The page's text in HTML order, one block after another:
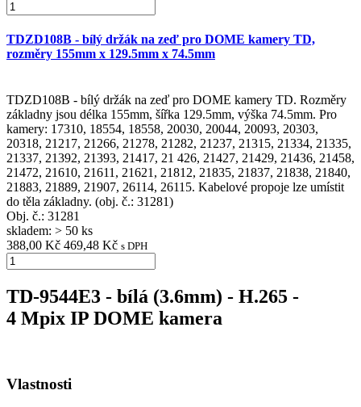
TDZD108B - bílý držák na zeď pro DOME kamery TD,
rozměry 155mm x 129.5mm x 74.5mm
TDZD108B - bílý držák na zeď pro DOME kamery TD. Rozměry
základny jsou délka 155mm, šířka 129.5mm, výška 74.5mm. Pro
kamery: 17310, 18554, 18558, 20030, 20044, 20093, 20303,
20318, 21217, 21266, 21278, 21282, 21237, 21315, 21334, 21335,
21337, 21392, 21393, 21417, 21 426, 21427, 21429, 21436, 21458,
21472, 21610, 21611, 21621, 21812, 21835, 21837, 21838, 21840,
21883, 21889, 21907, 26114, 26115. Kabelové propoje lze umístit
do těla základny. (obj. č.: 31281)
Obj. č.: 31281
skladem: > 50 ks
388,00 Kč 469,48 Kč s DPH
TD-9544E3 - bílá (3.6mm) - H.265 -
4 Mpix IP DOME kamera
Vlastnosti